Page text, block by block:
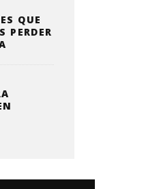
QUE
PERDER